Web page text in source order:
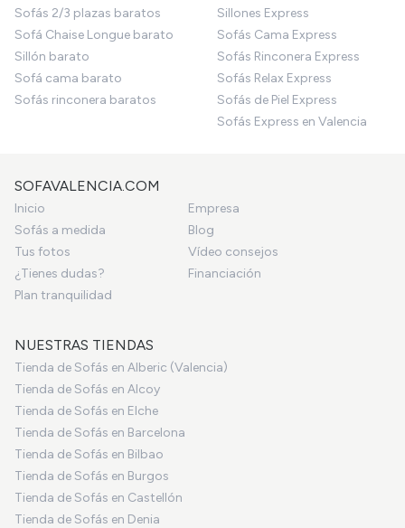
Sofás 2/3 plazas baratos
Sofá Chaise Longue barato
Sillón barato
Sofá cama barato
Sofás rinconera baratos
Sillones Express
Sofás Cama Express
Sofás Rinconera Express
Sofás Relax Express
Sofás de Piel Express
Sofás Express en Valencia
SOFAVALENCIA.COM
Inicio
Empresa
Sofás a medida
Blog
Tus fotos
Vídeo consejos
¿Tienes dudas?
Financiación
Plan tranquilidad
NUESTRAS TIENDAS
Tienda de Sofás en Alberic (Valencia)
Tienda de Sofás en Alcoy
Tienda de Sofás en Elche
Tienda de Sofás en Barcelona
Tienda de Sofás en Bilbao
Tienda de Sofás en Burgos
Tienda de Sofás en Castellón
Tienda de Sofás en Denia